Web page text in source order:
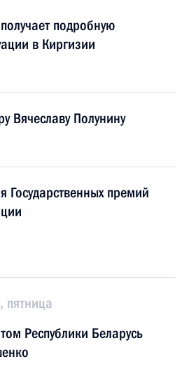
подробную
в Киргизии
Вячеславу Полунину
Государственных премий
Республики Беларусь